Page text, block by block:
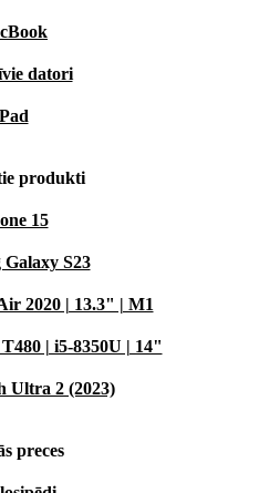
datori
produkti
15
Galaxy S23
2020 | 13.3" | M1
| i5-8350U | 14"
Ultra 2 (2023)
preces